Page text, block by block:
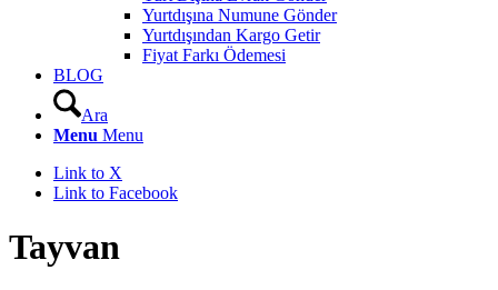
Yurtdışına Numune Gönder
Yurtdışından Kargo Getir
Fiyat Farkı Ödemesi
BLOG
Ara
Menu Menu
Link to X
Link to Facebook
Tayvan